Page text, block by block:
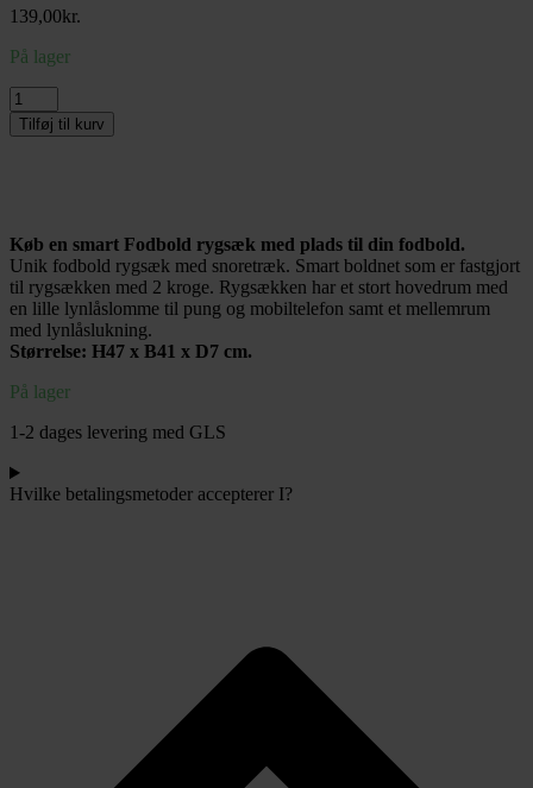
139,00kr.
På lager
Freeplay
Fodbold
Baller
Rød
antal
Tilføj til kurv
Køb en smart Fodbold rygsæk med plads til din fodbold.
Unik fodbold rygsæk med snoretræk. Smart boldnet som er fastgjort
til rygsækken med 2 kroge. Rygsækken har et stort hovedrum med
en lille lynlåslomme til pung og mobiltelefon samt et mellemrum
med lynlåslukning.
Størrelse: H47 x B41 x D7 cm.
På lager
1-2 dages levering med GLS
Hvilke betalingsmetoder accepterer I?